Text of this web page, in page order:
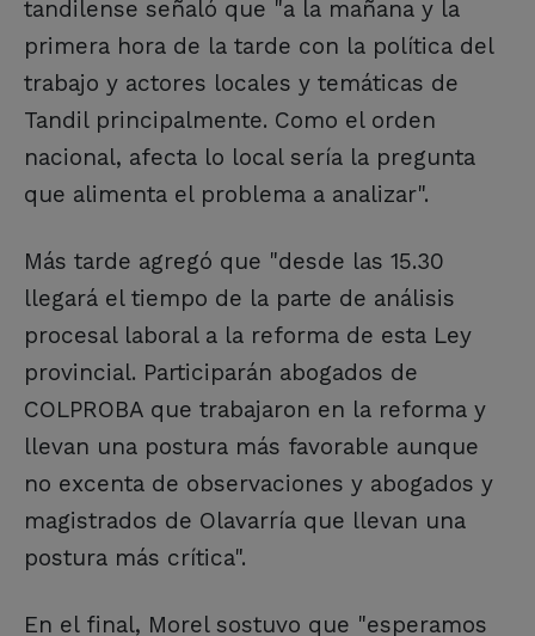
tandilense señaló que "a la mañana y la
primera hora de la tarde con la política del
trabajo y actores locales y temáticas de
Tandil principalmente. Como el orden
nacional, afecta lo local sería la pregunta
que alimenta el problema a analizar".
Más tarde agregó que "desde las 15.30
llegará el tiempo de la parte de análisis
procesal laboral a la reforma de esta Ley
provincial. Participarán abogados de
COLPROBA que trabajaron en la reforma y
llevan una postura más favorable aunque
no excenta de observaciones y abogados y
magistrados de Olavarría que llevan una
postura más crítica".
En el final, Morel sostuvo que "esperamos